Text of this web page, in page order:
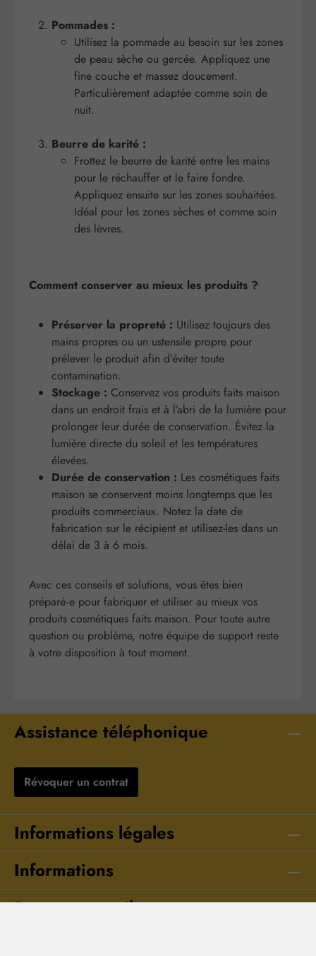
Pommades :
Utilisez la pommade au besoin sur les zones
de peau sèche ou gercée. Appliquez une
fine couche et massez doucement.
Particulièrement adaptée comme soin de
nuit.
Beurre de karité :
Frottez le beurre de karité entre les mains
pour le réchauffer et le faire fondre.
Appliquez ensuite sur les zones souhaitées.
Idéal pour les zones sèches et comme soin
des lèvres.
Comment conserver au mieux les produits ?
Préserver la propreté : Utilisez toujours des
mains propres ou un ustensile propre pour
prélever le produit afin d’éviter toute
contamination.
Stockage : Conservez vos produits faits maison
dans un endroit frais et à l’abri de la lumière pour
prolonger leur durée de conservation. Évitez la
lumière directe du soleil et les températures
élevées.
Durée de conservation : Les cosmétiques faits
maison se conservent moins longtemps que les
produits commerciaux. Notez la date de
fabrication sur le récipient et utilisez-les dans un
délai de 3 à 6 mois.
Avec ces conseils et solutions, vous êtes bien
préparé·e pour fabriquer et utiliser au mieux vos
produits cosmétiques faits maison. Pour toute autre
question ou problème, notre équipe de support reste
à votre disposition à tout moment.
Assistance téléphonique
Révoquer un contrat
Informations légales
Informations
Ressources utiles